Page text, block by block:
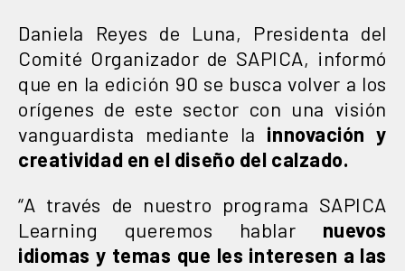
Daniela Reyes de Luna, Presidenta del
Comité Organizador de SAPICA, informó
que en la edición 90 se busca volver a los
orígenes de este sector con una visión
vanguardista mediante la innovación y
creatividad en el diseño del calzado.
“A través de nuestro programa SAPICA
Learning queremos hablar nuevos
idiomas y temas que les interesen a las